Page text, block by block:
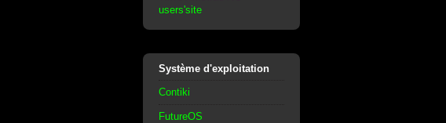
users'site
Système d'exploitation
Contiki
FutureOS